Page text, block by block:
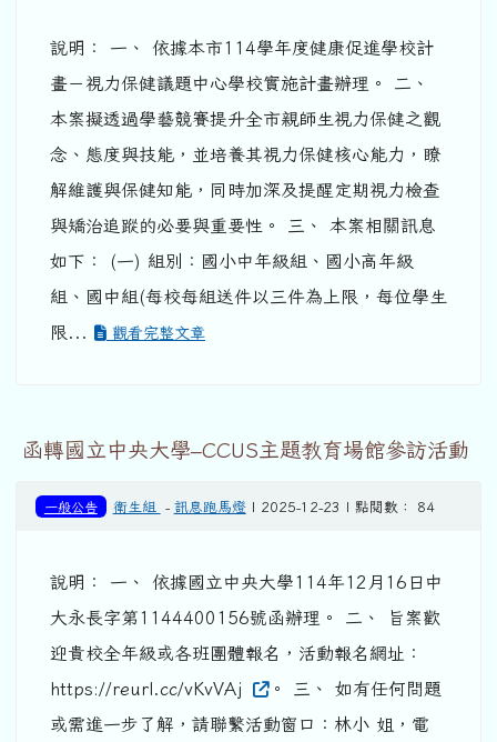
說明： 一、 依據本市114學年度健康促進學校計
畫－視力保健議題中心學校實施計畫辦理。 二、
本案擬透過學藝競賽提升全市親師生視力保健之觀
念、態度與技能，並培養其視力保健核心能力，瞭
解維護與保健知能，同時加深及提醒定期視力檢查
與矯治追蹤的必要與重要性。 三、 本案相關訊息
如下： (一) 組別：國小中年級組、國小高年級
組、國中組(每校每組送件以三件為上限，每位學生
限...
觀看完整文章
函轉國立中央大學–CCUS主題教育場館參訪活動
一般公告 衛生組 - 訊息跑馬燈| 2025-12-23 | 點閱數： 84
說明： 一、 依據國立中央大學114年12月16日中
大永長字第1144400156號函辦理。 二、 旨案歡
迎貴校全年級或各班團體報名，活動報名網址：
https://reurl.cc/vKvVAj
。 三、 如有任何問題
或需進一步了解，請聯繫活動窗口：林小 姐，電